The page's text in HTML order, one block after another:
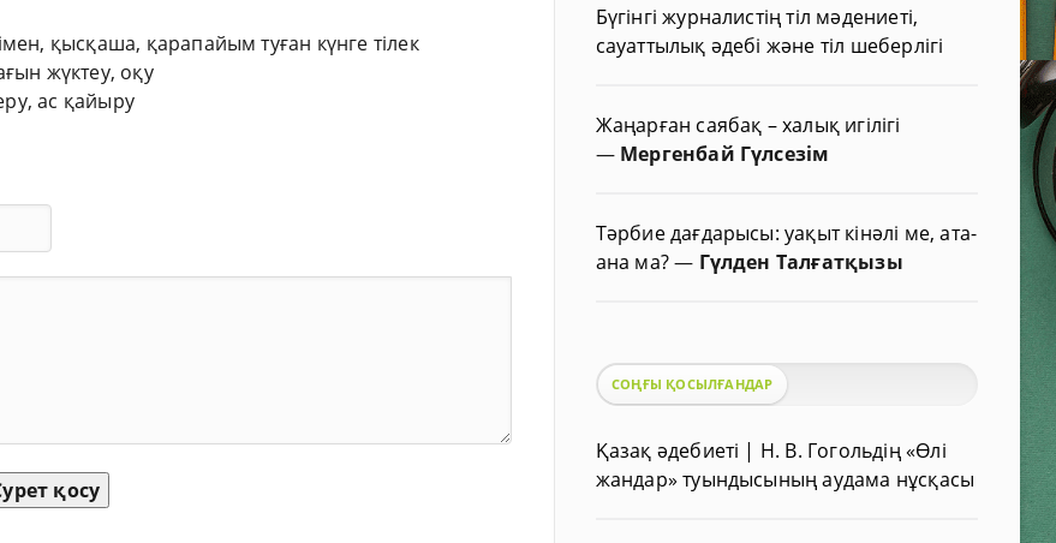
қысқаша, қарапайым туған күнге тілек
жүктеу, оқу
ас қайыру
қосу
Бүгінгі журналистің тіл мәдениеті,
сауаттылық әдебі және тіл шеберлігі
Жаңарған саябақ – халық игілігі
— Мергенбай Гүлсезім
Тәрбие дағдарысы: уақыт кінәлі ме, ата-
ана ма?— Гүлден Талғатқызы
СОҢҒЫ ҚОСЫЛҒАНДАР
Қазақ әдебиеті | Н. В. Гогольдің «Өлі
жандар» туындысының аудама нұсқасы